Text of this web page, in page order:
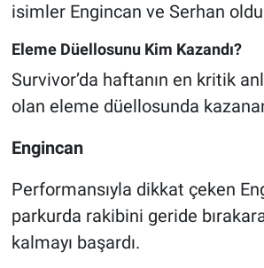
isimler Engincan ve Serhan
Eleme Düellosunu Kim Kazandı?
Survivor’da haftanın en kritik
olan eleme düellosunda
Engincan
Performansıyla dikkat çeken
parkurda rakibini geride
kalmayı başardı.